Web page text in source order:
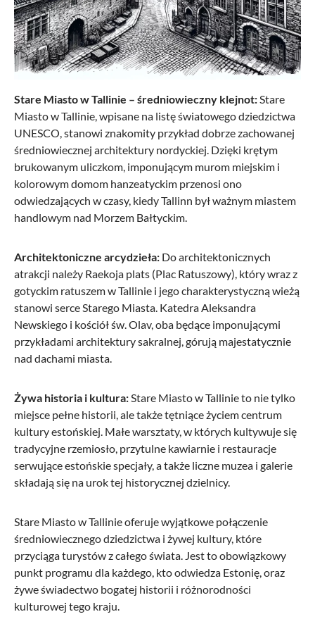
Od 1 063,22 zł*
1 250,85 zł* 749,12 zł*
Samsonite
Bagaż podręczny LITEBEAM 2 kółka 45cm -
Czarny
Stare Miasto w Tallinie – średniowieczny klejnot:Stare
Miasto w Tallinie, wpisane na listę światowego dziedzictwa
UNESCO, stanowi znakomity przykład dobrze zachowanej
średniowiecznej architektury nordyckiej. Dzięki krętym
brukowanym uliczkom, imponującym murom miejskim i
kolorowym domom hanzeatyckim przenosi ono
odwiedzających w czasy, kiedy Tallinn był ważnym miastem
handlowym nad Morzem Bałtyckim.
Architektoniczne arcydzieła: Do architektonicznych
atrakcji należy Raekoja plats (Plac Ratuszowy), który wraz z
gotyckim ratuszem w Tallinie i jego charakterystyczną wieżą
stanowi serce Starego Miasta. Katedra Aleksandra
Newskiego i kościół św. Olav, oba będące imponującymi
przykładami architektury sakralnej, górują majestatycznie
nad dachami miasta.
Żywa historia i kultura:Stare Miasto w Tallinie to nie tylko
miejsce pełne historii, ale także tętniące życiem centrum
kultury estońskiej. Małe warsztaty, w których kultywuje się
tradycyjne rzemiosło, przytulne kawiarnie i restauracje
serwujące estońskie specjały, a także liczne muzea i galerie
składają się na urok tej historycznej dzielnicy.
Stare Miasto w Tallinie oferuje wyjątkowe połączenie
średniowiecznego dziedzictwa i żywej kultury, które
przyciąga turystów z całego świata. Jest to obowiązkowy
punkt programu dla każdego, kto odwiedza Estonię, oraz
żywe świadectwo bogatej historii i różnorodności
kulturowej tego kraju.